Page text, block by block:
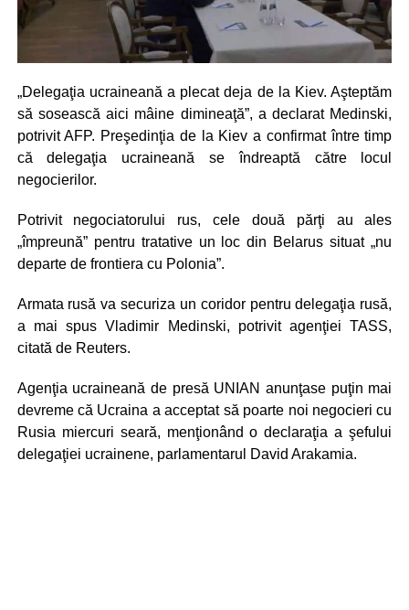
„Delegaţia ucraineană a plecat deja de la Kiev. Aşteptăm
să sosească aici mâine dimineaţă”, a declarat Medinski,
potrivit AFP. Preşedinţia de la Kiev a confirmat între timp
că delegaţia ucraineană se îndreaptă către locul
negocierilor.
Potrivit negociatorului rus, cele două părţi au ales
„împreună” pentru tratative un loc din Belarus situat „nu
departe de frontiera cu Polonia”.
Armata rusă va securiza un coridor pentru delegaţia rusă,
a mai spus Vladimir Medinski, potrivit agenţiei TASS,
citată de Reuters.
Agenţia ucraineană de presă UNIAN anunţase puţin mai
devreme că Ucraina a acceptat să poarte noi negocieri cu
Rusia miercuri seară, menţionând o declaraţia a şefului
delegaţiei ucrainene, parlamentarul David Arakamia.